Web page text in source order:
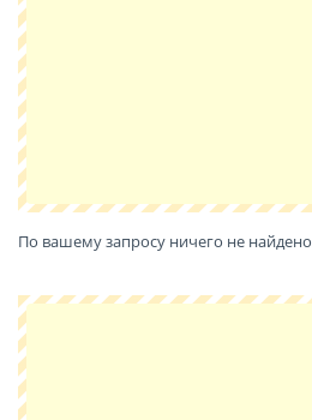
По вашему запросу ничего не найдено